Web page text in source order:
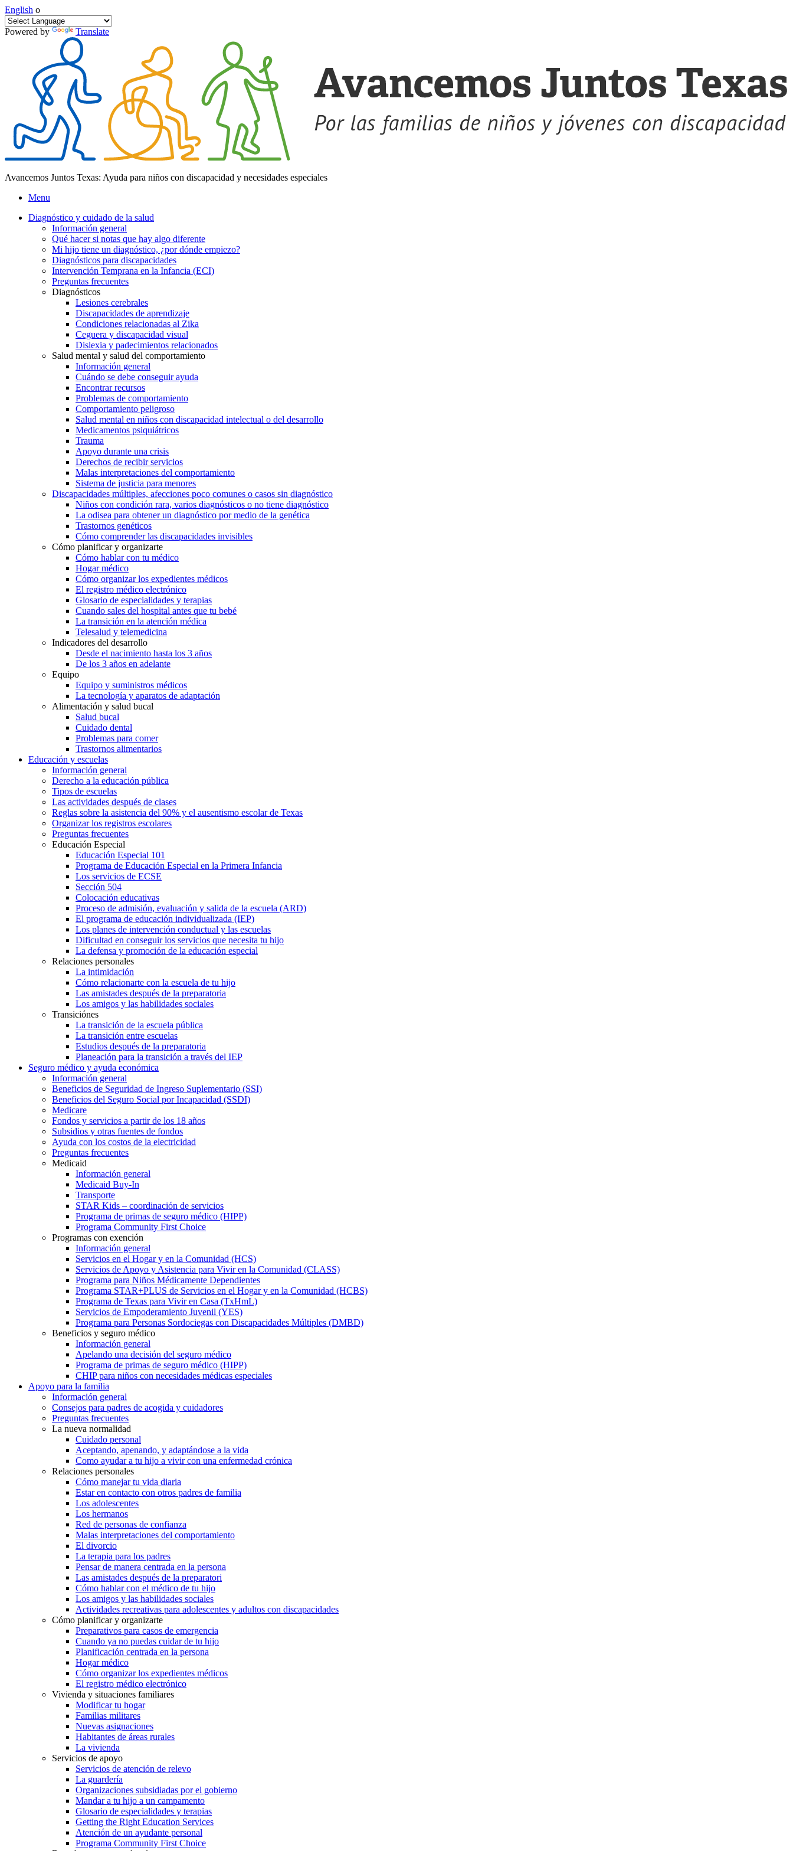
English o
Powered by Translate
Avancemos Juntos Texas: Ayuda para niños con discapacidad y necesidades especiales
Menu
Diagnóstico y cuidado de la salud
Información general
Qué hacer si notas que hay algo diferente
Mi hijo tiene un diagnóstico, ¿por dónde empiezo?
Diagnósticos para discapacidades
Intervención Temprana en la Infancia (ECI)
Preguntas frecuentes
Diagnósticos
Lesiones cerebrales
Discapacidades de aprendizaje
Condiciones relacionadas al Zika
Ceguera y discapacidad visual
Dislexia y padecimientos relacionados
Salud mental y salud del comportamiento
Información general
Cuándo se debe conseguir ayuda
Encontrar recursos
Problemas de comportamiento
Comportamiento peligroso
Salud mental en niños con discapacidad intelectual o del desarrollo
Medicamentos psiquiátricos
Trauma
Apoyo durante una crisis
Derechos de recibir servicios
Malas interpretaciones del comportamiento
Sistema de justicia para menores
Discapacidades múltiples, afecciones poco comunes o casos sin diagnóstico
Niños con condición rara, varios diagnósticos o no tiene diagnóstico
La odisea para obtener un diagnóstico por medio de la genética
Trastornos genéticos
Cómo comprender las discapacidades invisibles
Cómo planificar y organizarte
Cómo hablar con tu médico
Hogar médico
Cómo organizar los expedientes médicos
El registro médico electrónico
Glosario de especialidades y terapias
Cuando sales del hospital antes que tu bebé
La transición en la atención médica
Telesalud y telemedicina
Indicadores del desarrollo
Desde el nacimiento hasta los 3 años
De los 3 años en adelante
Equipo
Equipo y suministros médicos
La tecnología y aparatos de adaptación
Alimentación y salud bucal
Salud bucal
Cuidado dental
Problemas para comer
Trastornos alimentarios
Educación y escuelas
Información general
Derecho a la educación pública
Tipos de escuelas
Las actividades después de clases
Reglas sobre la asistencia del 90% y el ausentismo escolar de Texas
Organizar los registros escolares
Preguntas frecuentes
Educación Especial
Educación Especial 101
Programa de Educación Especial en la Primera Infancia
Los servicios de ECSE
Sección 504
Colocación educativas
Proceso de admisión, evaluación y salida de la escuela (ARD)
El programa de educación individualizada (IEP)
Los planes de intervención conductual y las escuelas
Dificultad en conseguir los servicios que necesita tu hijo
La defensa y promoción de la educación especial
Relaciones personales
La intimidación
Cómo relacionarte con la escuela de tu hijo
Las amistades después de la preparatoria
Los amigos y las habilidades sociales
Transiciónes
La transición de la escuela pública
La transición entre escuelas
Estudios después de la preparatoria
Planeación para la transición a través del IEP
Seguro médico y ayuda económica
Información general
Beneficios de Seguridad de Ingreso Suplementario (SSI)
Beneficios del Seguro Social por Incapacidad (SSDI)
Medicare
Fondos y servicios a partir de los 18 años
Subsidios y otras fuentes de fondos
Ayuda con los costos de la electricidad
Preguntas frecuentes
Medicaid
Información general
Medicaid Buy-In
Transporte
STAR Kids – coordinación de servicios
Programa de primas de seguro médico (HIPP)
Programa Community First Choice
Programas con exención
Información general
Servicios en el Hogar y en la Comunidad (HCS)
Servicios de Apoyo y Asistencia para Vivir en la Comunidad (CLASS)
Programa para Niños Médicamente Dependientes
Programa STAR+PLUS de Servicios en el Hogar y en la Comunidad (HCBS)
Programa de Texas para Vivir en Casa (TxHmL)
Servicios de Empoderamiento Juvenil (YES)
Programa para Personas Sordociegas con Discapacidades Múltiples (DMBD)
Beneficios y seguro médico
Información general
Apelando una decisión del seguro médico
Programa de primas de seguro médico (HIPP)
CHIP para niños con necesidades médicas especiales
Apoyo para la familia
Información general
Consejos para padres de acogida y cuidadores
Preguntas frecuentes
La nueva normalidad
Cuidado personal
Aceptando, apenando, y adaptándose a la vida
Como ayudar a tu hijo a vivir con una enfermedad crónica
Relaciones personales
Cómo manejar tu vida diaria
Estar en contacto con otros padres de familia
Los adolescentes
Los hermanos
Red de personas de confianza
Malas interpretaciones del comportamiento
El divorcio
La terapia para los padres
Pensar de manera centrada en la persona
Las amistades después de la preparatori
Cómo hablar con el médico de tu hijo
Los amigos y las habilidades sociales
Actividades recreativas para adolescentes y adultos con discapacidades
Cómo planificar y organizarte
Preparativos para casos de emergencia
Cuando ya no puedas cuidar de tu hijo
Planificación centrada en la persona
Hogar médico
Cómo organizar los expedientes médicos
El registro médico electrónico
Vivienda y situaciones familiares
Modificar tu hogar
Familias militares
Nuevas asignaciones
Habitantes de áreas rurales
La vivienda
Servicios de apoyo
Servicios de atención de relevo
La guardería
Organizaciones subsidiadas por el gobierno
Mandar a tu hijo a un campamento
Glosario de especialidades y terapias
Getting the Right Education Services
Atención de un ayudante personal
Programa Community First Choice